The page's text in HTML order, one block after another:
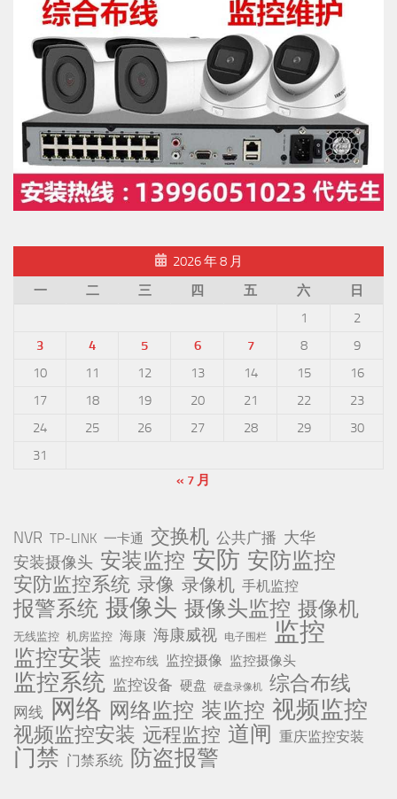
2026 年 8 月
一
二 三 四 五 六
日
1
2
3
4 5 6 7 8
9
10
11 12 13 14 15
16
17
18 19 20 21 22
23
24
25 26 27 28 29
30
31
« 7 月
NVR TP-LINK 一卡通 交换机 公共广播 大华
安装摄像头 安装监控 安防 安防监控
安防监控系统 录像 录像机 手机监控
报警系统 摄像头 摄像头监控 摄像机
无线监控 机房监控 海康 海康威视 电子围栏 监控
监控安装 监控布线 监控摄像 监控摄像头
监控系统 监控设备 硬盘 硬盘录像机 综合布线
网线 网络 网络监控 装监控 视频监控
视频监控安装 远程监控 道闸 重庆监控安装
门禁 门禁系统 防盗报警